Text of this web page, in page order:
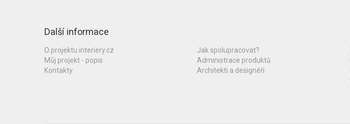
Další informace
O projektu interiery.cz
Můj projekt - popis
Kontakty
Jak spolupracovat?
Administrace produktů
Architekti a designéři